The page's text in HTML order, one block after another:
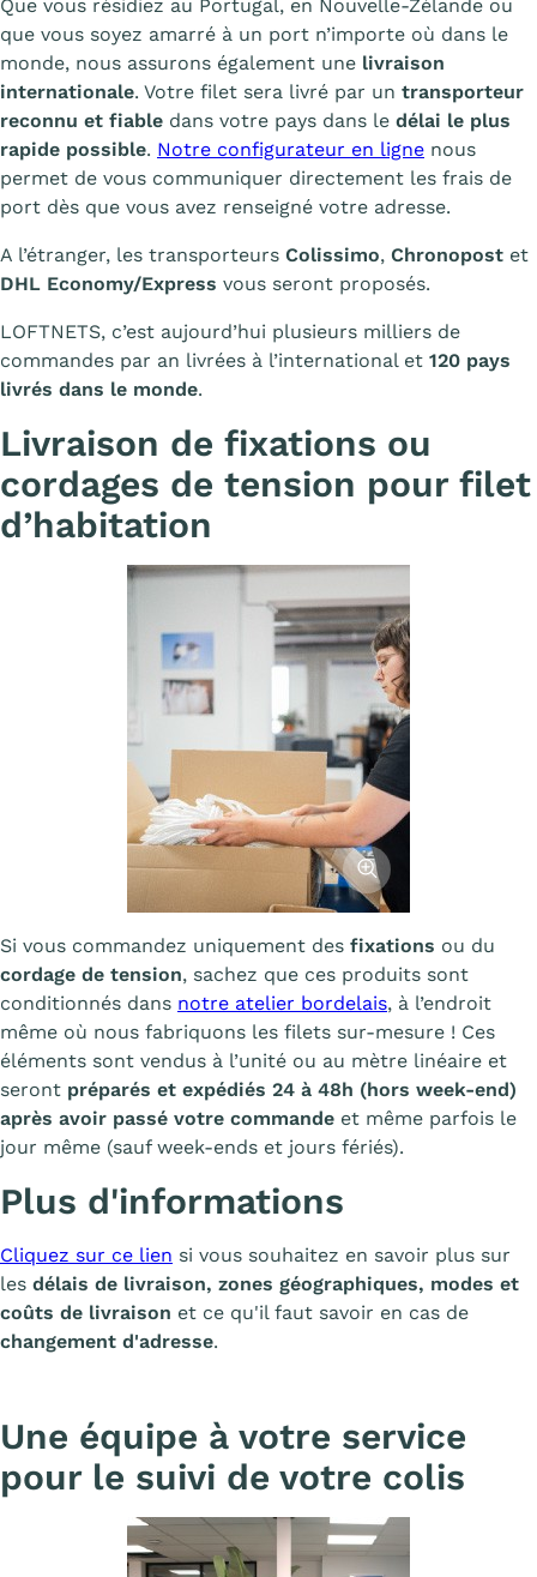
Que vous résidiez au Portugal, en Nouvelle-Zélande ou
que vous soyez amarré à un port n’importe où dans le
monde, nous assurons également une livraison
internationale. Votre filet sera livré par un transporteur
reconnu et fiable dans votre pays dans le délai le plus
rapide possible. Notre configurateur en ligne nous
permet de vous communiquer directement les frais de
port dès que vous avez renseigné votre adresse.
A l’étranger, les transporteurs Colissimo, Chronopost et
DHL Economy/Express vous seront proposés.
LOFTNETS, c’est aujourd’hui plusieurs milliers de
commandes par an livrées à l’international et 120 pays
livrés dans le monde.
Livraison de fixations ou
cordages de tension pour filet
d’habitation
Afficher l'image
Si vous commandez uniquement des fixations ou du
cordage de tension, sachez que ces produits sont
conditionnés dans notre atelier bordelais, à l’endroit
même où nous fabriquons les filets sur-mesure ! Ces
éléments sont vendus à l’unité ou au mètre linéaire et
seront préparés et expédiés 24 à 48h (hors week-end)
après avoir passé votre commande et même parfois le
jour même (sauf week-ends et jours fériés).
Plus d'informations
Cliquez sur ce lien si vous souhaitez en savoir plus sur
les délais de livraison, zones géographiques, modes et
coûts de livraison et ce qu'il faut savoir en cas de
changement d'adresse.
Une équipe à votre service
pour le suivi de votre colis